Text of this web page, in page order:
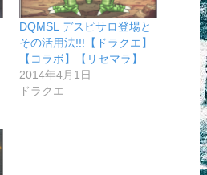
DQMSL デスピサロ登場と
その活用法!!!【ドラクエ】
【コラボ】【リセマラ】
2014年4月1日
ドラクエ